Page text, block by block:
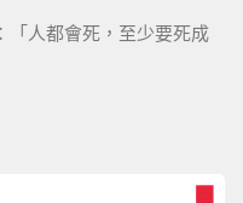
「人都會死，至少要死成